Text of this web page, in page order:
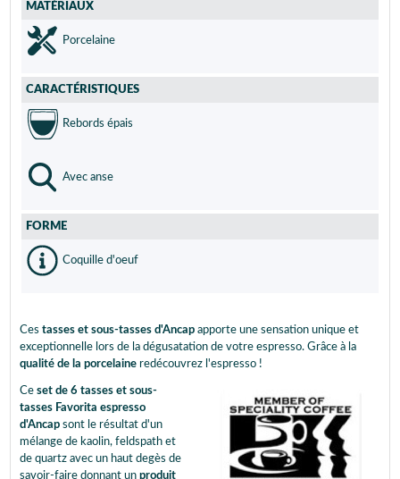
MATÉRIAUX
Porcelaine
CARACTÉRISTIQUES
Rebords épais
Avec anse
FORME
Coquille d'oeuf
Ces tasses et sous-tasses d'Ancap apporte une sensation unique et
exceptionnelle lors de la dégusatation de votre espresso. Grâce à la
qualité de la porcelaine redécouvrez l'espresso !
Ce set de 6 tasses et sous-
tasses Favorita espresso
d'Ancap sont le résultat d'un
mélange de kaolin, feldspath et
de quartz avec un haut degès de
savoir-faire donnant un produit